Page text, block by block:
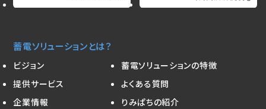
蓄電ソリューションとは？
ビジョン
蓄電ソリューションの特徴
提供サービス
よくある質問
企業情報
りみぱちの紹介